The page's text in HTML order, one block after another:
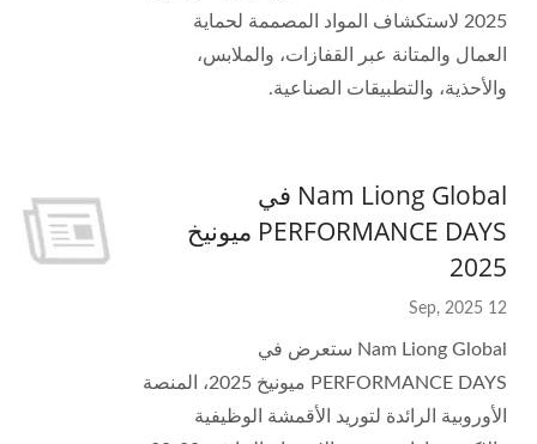
2025 لاستكشاف المواد المصممة لحماية
العمال والمتانة عبر القفازات، والملابس،
والأحذية، والتطبيقات الصناعية.
Nam Liong Global في
PERFORMANCE DAYS ميونيخ
2025
12 Sep, 2025
Nam Liong Global ستعرض في
PERFORMANCE DAYS ميونيخ 2025، المنصة
الأوروبية الرائدة لتوريد الأقمشة الوظيفية